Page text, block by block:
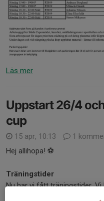
Läs mer
Uppstart 26/4
cup
15 apr, 10:13
1
Hej allihopa! ⚽
Träningstider
Nu har vi fått träningstider.